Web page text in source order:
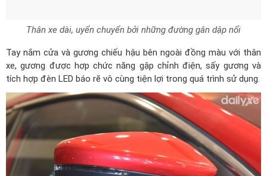
Thân xe dài, uyển chuyển bởi những đường gân dập nổi
Tay nắm cửa và gương chiếu hậu bên ngoài đồng màu với thân
xe, gương được hợp chức năng gập chỉnh điện, sấy gương và
tích hợp đèn LED báo rẽ vô cùng tiện lợi trong quá trình sử dụng.